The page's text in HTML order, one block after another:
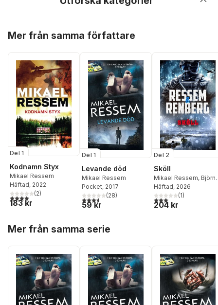
Mer från samma författare
Del 1
Kodnamn Styx
Mikael Ressem
Häftad, 2022
4,0utav 5 stjärnor. Totalt antal röster:
(2)
183 kr
Del 1
Levande död
Mikael Ressem
Pocket, 2017
3,5utav 5 stjärnor. Totalt antal röster:
(28)
59 kr
Del 2
Sköll
Mikael Ressem, Björn
Renberg
Häftad, 2026
3,0utav 5 stjärnor.
(1)
204 kr
Mer från samma serie